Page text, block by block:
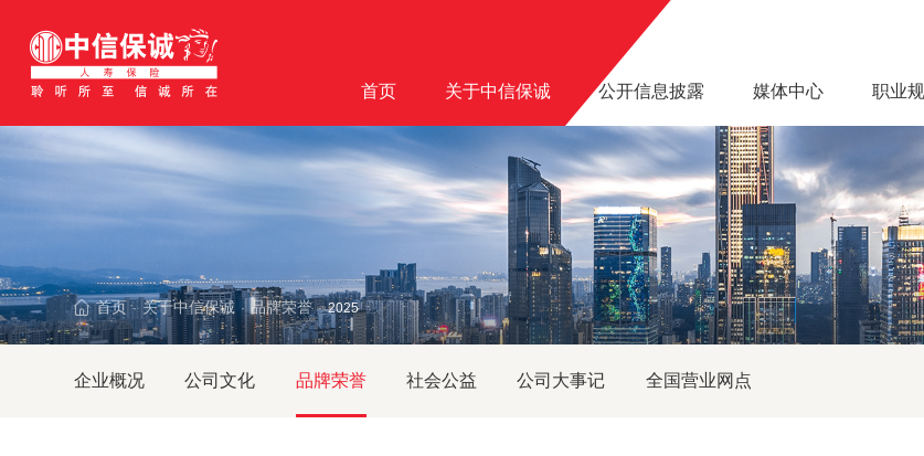
首页 关于中信保诚 公开信息披露 媒体中心 职业
首页 · 关于中信保诚 · 品牌荣誉 · 2025
企业概况 公司文化 品牌荣誉 社会公益 公司大事记 全国营业网点